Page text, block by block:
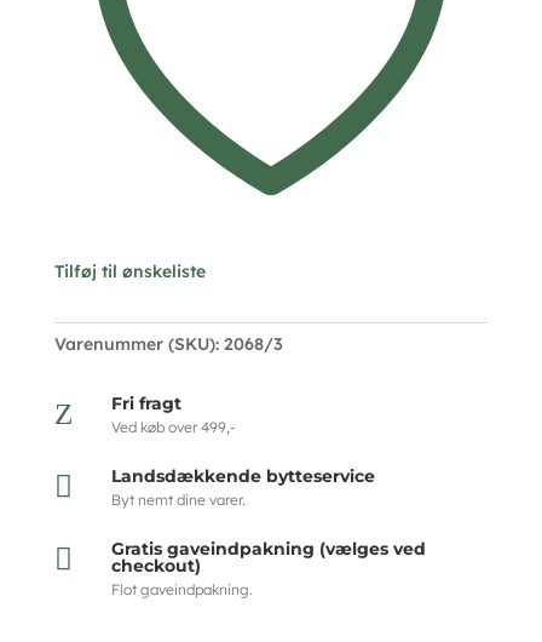
Tilføj til ønskeliste
Varenummer (SKU): 2068/3
Z Fri fragt
Ved køb over 499,-
 Landsdækkende bytteservice
Byt nemt dine varer.
 Gratis gaveindpakning (vælges ved
checkout)
Flot gaveindpakning.